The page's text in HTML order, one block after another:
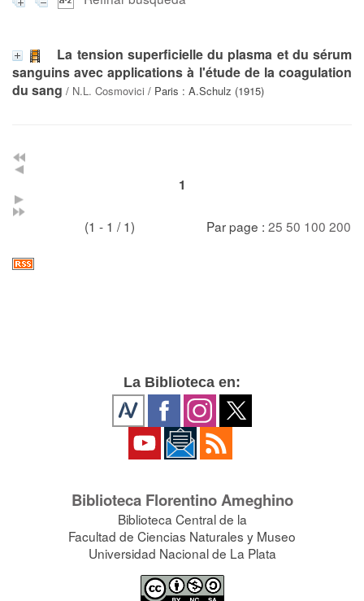
La tension superficielle du plasma et du sérum
sanguins avec applications à l'étude de la coagulation
du sang / N.L. Cosmovici / Paris : A.Schulz (1915)
1
(1 - 1 / 1) Par page : 25 50 100 200
La Biblioteca en:
Biblioteca Florentino Ameghino
Biblioteca Central de la
Facultad de Ciencias Naturales y Museo
Universidad Nacional de La Plata